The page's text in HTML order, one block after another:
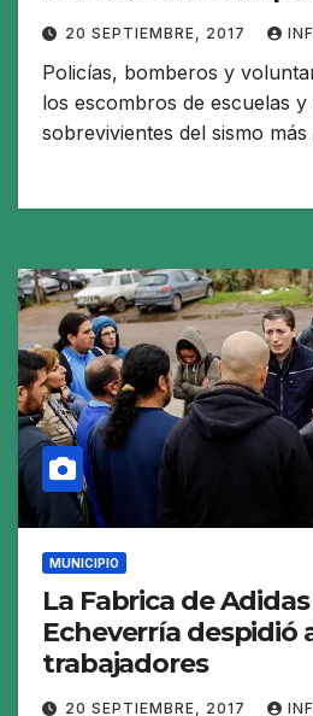
20 SEPTIEMBRE, 2017
Policías, bomberos y
los escombros de escuelas y
sobrevivientes del sismo
MUNICIPIO
La Fabrica de
Echeverría despidió a
trabajadores
20 SEPTIEMBRE, 2017